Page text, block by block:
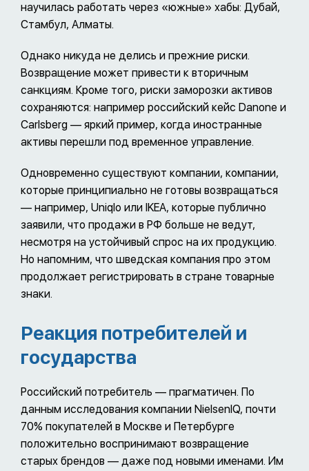
научилась работать через «южные» хабы: Дубай,
Стамбул, Алматы.
Однако никуда не делись и прежние риски.
Возвращение может привести к вторичным
санкциям. Кроме того, риски заморозки активов
сохраняются: например российский кейс Danone и
Carlsberg — яркий пример, когда иностранные
активы перешли под временное управление.
Одновременно существуют компании, компании,
которые принципиально не готовы возвращаться
— например, Uniqlo или IKEA, которые публично
заявили, что продажи в РФ больше не ведут,
несмотря на устойчивый спрос на их продукцию.
Но напомним, что шведская компания про этом
продолжает регистрировать в стране товарные
знаки.
Реакция потребителей и
государства
Российский потребитель — прагматичен. По
данным исследования компании NielsenIQ, почти
70% покупателей в Москве и Петербурге
положительно воспринимают возвращение
старых брендов — даже под новыми именами. Им